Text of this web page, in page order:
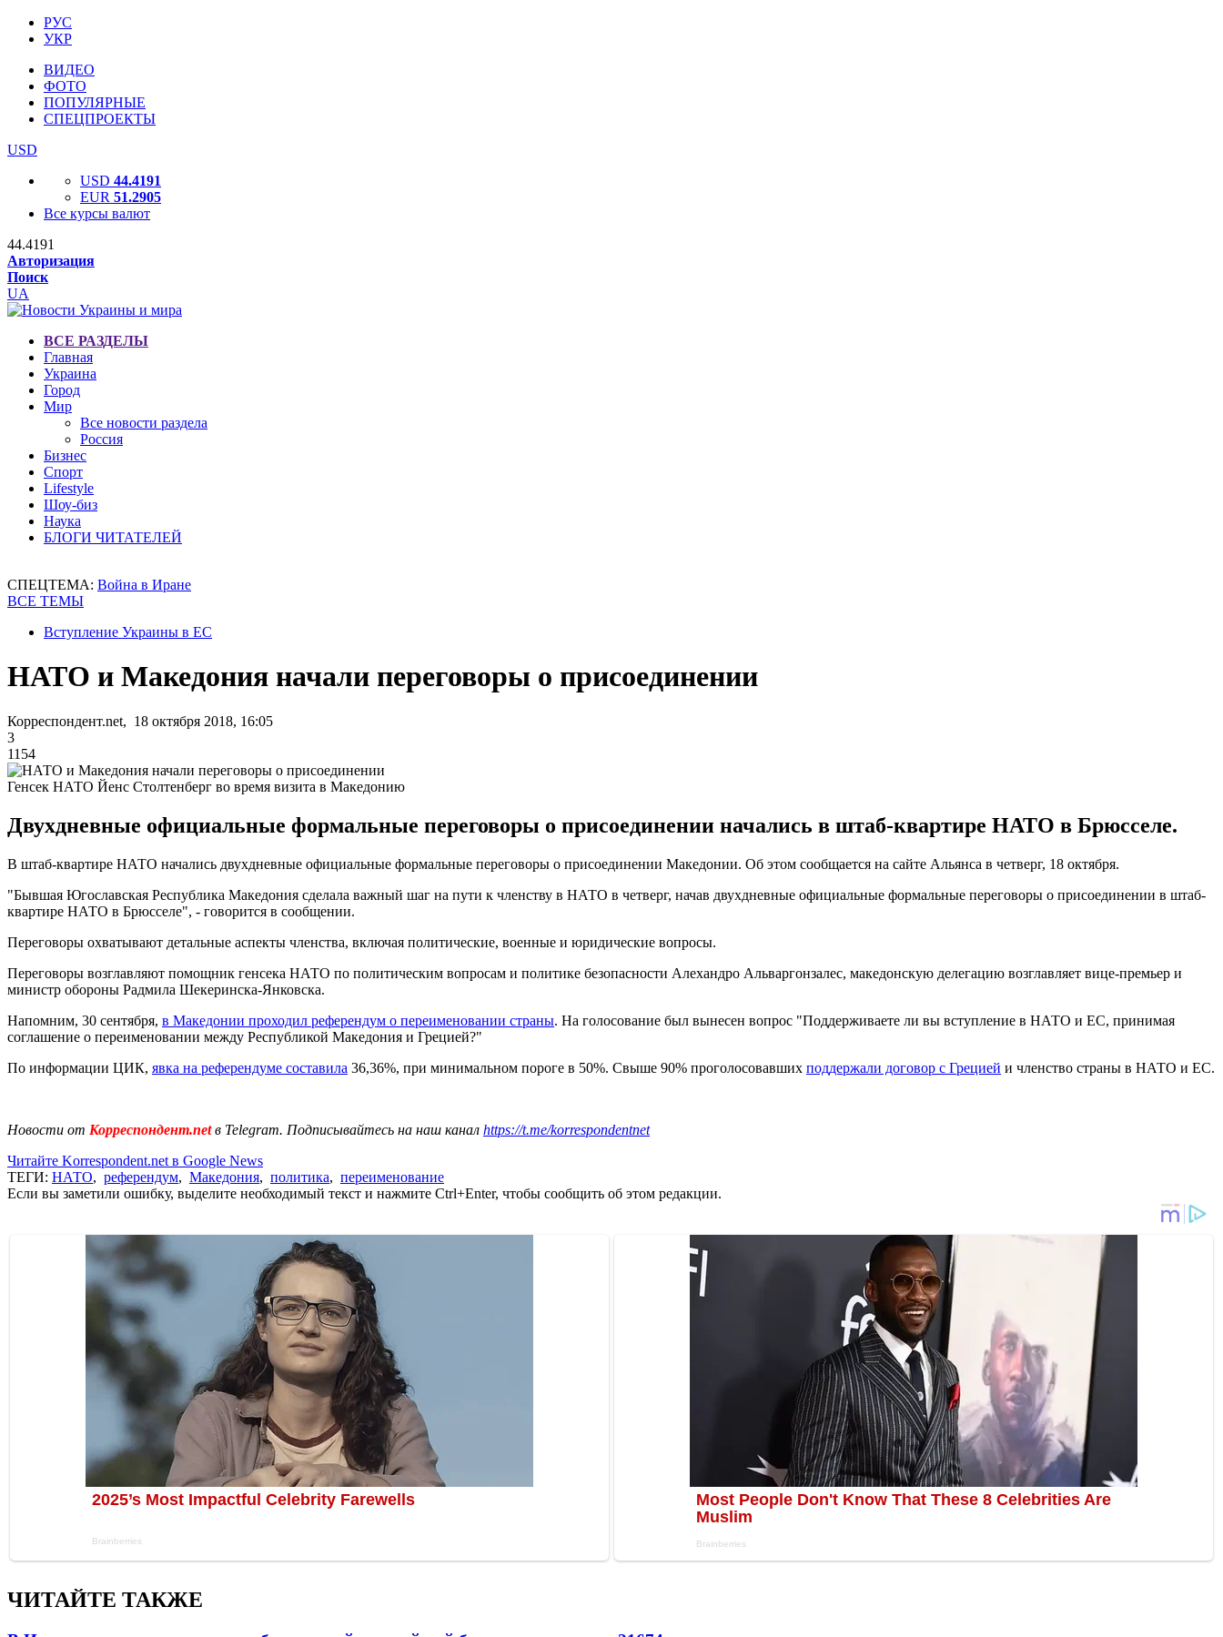
РУС
УКР
ВИДЕО
ФОТО
ПОПУЛЯРНЫЕ
СПЕЦПРОЕКТЫ
USD
USD 44.4191
EUR 51.2905
Все курсы валют
44.4191
Авторизация
Поиск
UA
ВСЕ РАЗДЕЛЫ
Главная
Украина
Город
Мир
Все новости раздела
Россия
Бизнес
Спорт
Lifestyle
Шоу-биз
Наука
БЛОГИ ЧИТАТЕЛЕЙ
СПЕЦТЕМА: Война в Иране
ВСЕ ТЕМЫ
Вступление Украины в ЕС
НАТО и Македония начали переговоры о присоединении
Корреспондент.net, 18 октября 2018, 16:05
3
1154
Генсек НАТО Йенс Столтенберг во время визита в Македонию
Двухдневные официальные формальные переговоры о присоединении начались в штаб-квартире НАТО в Брюсселе.
В штаб-квартире НАТО начались двухдневные официальные формальные переговоры о присоединении Македонии. Об этом сообщается на сайте Альянса в четверг, 18 октября.
"Бывшая Югославская Республика Македония сделала важный шаг на пути к членству в НАТО в четверг, начав двухдневные официальные формальные переговоры о присоединении в штаб-
квартире НАТО в Брюсселе", - говорится в сообщении.
Переговоры охватывают детальные аспекты членства, включая политические, военные и юридические вопросы.
Переговоры возглавляют помощник генсека НАТО по политическим вопросам и политике безопасности Алехандро Альваргонзалес, македонскую делегацию возглавляет вице-премьер и
министр обороны Радмила Шекеринска-Янковска.
Напомним, 30 сентября, в Македонии проходил референдум о переименовании страны. На голосование был вынесен вопрос "Поддерживаете ли вы вступление в НАТО и ЕС, принимая
соглашение о переименовании между Республикой Македония и Грецией?"
По информации ЦИК, явка на референдуме составила 36,36%, при минимальном пороге в 50%. Свыше 90% проголосовавших поддержали договор с Грецией и членство страны в НАТО и ЕС.
Новости от Корреспондент.netв Telegram. Подписывайтесь на наш канал https://t.me/korrespondentnet
Читайте Korrespondent.net в Google News
ТЕГИ: НАТО, референдум, Македония, политика, переименование
Если вы заметили ошибку, выделите необходимый текст и нажмите Ctrl+Enter, чтобы сообщить об этом редакции.
ЧИТАЙТЕ ТАКЖЕ